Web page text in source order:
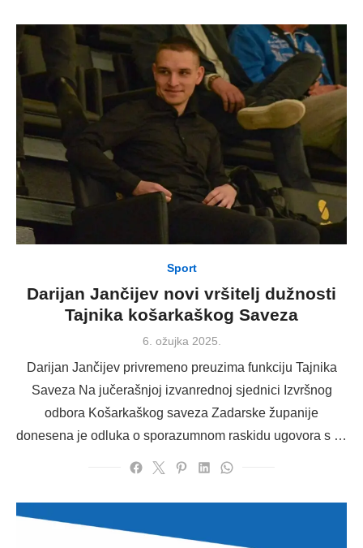
Sport
Darijan Jančijev novi vršitelj dužnosti
Tajnika košarkaškog Saveza
Posted
6. ožujka 2025.
Darijan Jančijev privremeno preuzima funkciju Tajnika
Saveza Na jučerašnjoj izvanrednoj sjednici Izvršnog
odbora Košarkaškog saveza Zadarske županije
donesena je odluka o sporazumnom raskidu ugovora s …